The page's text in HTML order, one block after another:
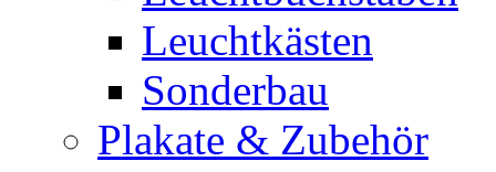
Leuchtkästen
Sonderbau
Plakate & Zubehör